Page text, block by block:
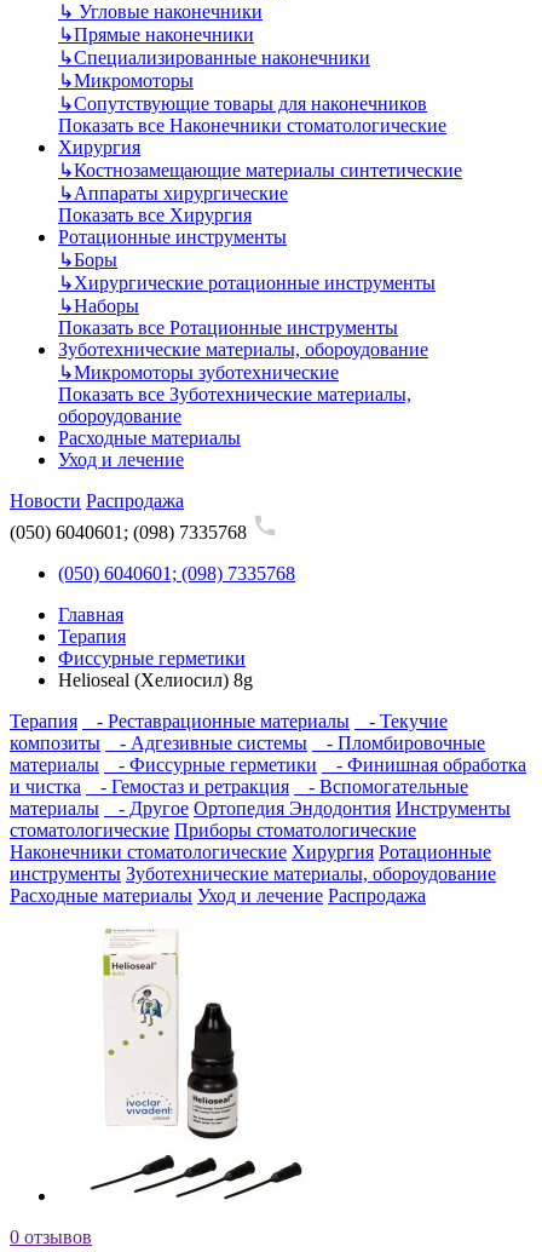
↳ Угловые наконечники
↳Прямые наконечники
↳Специализированные наконечники
↳Микромоторы
↳Сопутствующие товары для наконечников
Показать все Наконечники стоматологические
Хирургия
↳Костнозамещающие материалы синтетические
↳Аппараты хирургические
Показать все Хирургия
Ротационные инструменты
↳Боры
↳Хирургические ротационные инструменты
↳Наборы
Показать все Ротационные инструменты
Зуботехнические материалы, обороудование
↳Микромоторы зуботехнические
Показать все Зуботехнические материалы,
обороудование
Расходные материалы
Уход и лечение
Новости Распродажа
(050) 6040601; (098) 7335768
(050) 6040601; (098) 7335768
Главная
Терапия
Фиссурные герметики
Helioseal (Хелиосил) 8g
Терапия
- Реставрационные материалы
- Текучие
композиты
- Адгезивные системы
- Пломбировочные
материалы
- Фиссурные герметики
- Финишная обработка
и чистка
- Гемостаз и ретракция
- Вспомогательные
материалы
- Другое Ортопедия Эндодонтия Инструменты
стоматологические Приборы стоматологические
Наконечники стоматологические Хирургия Ротационные
инструменты Зуботехнические материалы, обороудование
Расходные материалы Уход и лечение Распродажа
0 отзывов